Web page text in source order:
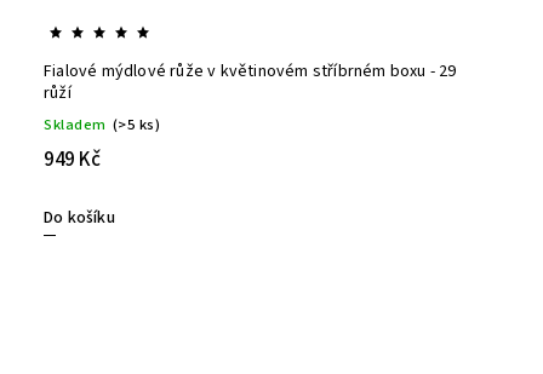
Fialové mýdlové růže v květinovém stříbrném boxu - 29
růží
Skladem (>5 ks)
949 Kč
Do košíku